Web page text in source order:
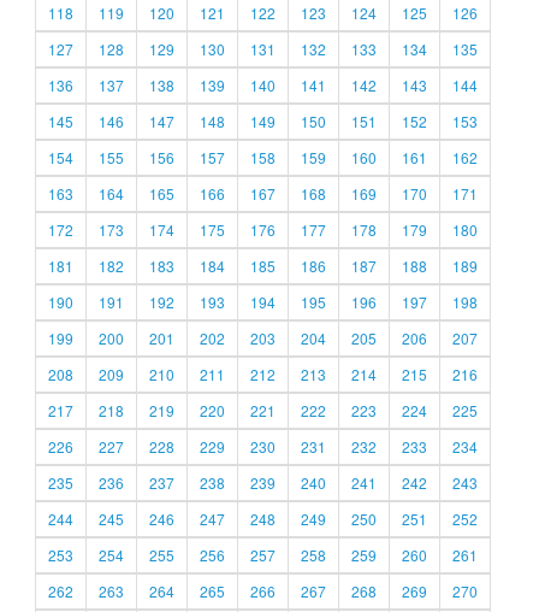
118
119 120 121 122 123 124 125
126
127
128 129 130 131 132 133 134
135
136
137 138 139 140 141 142 143
144
145
146 147 148 149 150 151 152
153
154
155 156 157 158 159 160 161
162
163
164 165 166 167 168 169 170
171
172
173 174 175 176 177 178 179
180
181
182 183 184 185 186 187 188
189
190
191 192 193 194 195 196 197
198
199
200 201 202 203 204 205 206
207
208
209 210 211 212 213 214 215
216
217
218 219 220 221 222 223 224
225
226
227 228 229 230 231 232 233
234
235
236 237 238 239 240 241 242
243
244
245 246 247 248 249 250 251
252
253
254 255 256 257 258 259 260
261
262
263 264 265 266 267 268 269 270